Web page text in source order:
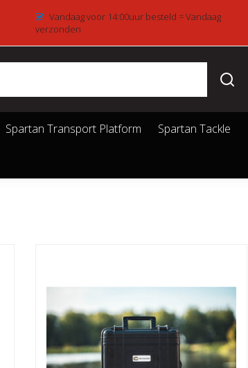
Vandaag voor 14:00uur besteld = Vandaag
verzonden
Spartan Transport Platform Spartan Tackle